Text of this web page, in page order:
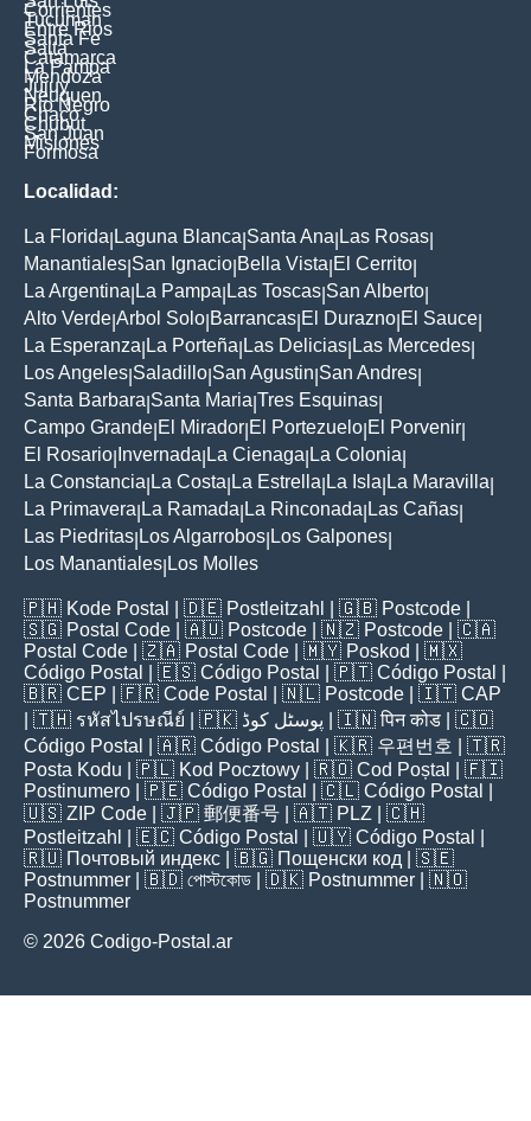
Corrientes
Tucuman
Entre Rios
Santa Fe
Salta
Catamarca
La Pampa
Mendoza
Jujuy
Neuquen
Rio Negro
Chaco
Chubut
San Juan
Misiones
Formosa
Localidad:
La Florida Laguna Blanca Santa Ana Las Rosas
Manantiales San Ignacio Bella Vista El Cerrito
La Argentina La Pampa Las Toscas San Alberto
Alto Verde Arbol Solo Barrancas El Durazno El Sauce
La Esperanza La Porteña Las Delicias Las Mercedes
Los Angeles Saladillo San Agustin San Andres
Santa Barbara Santa Maria Tres Esquinas
Campo Grande El Mirador El Portezuelo El Porvenir
El Rosario Invernada La Cienaga La Colonia
La Constancia La Costa La Estrella La Isla La Maravilla
La Primavera La Ramada La Rinconada Las Cañas
Las Piedritas Los Algarrobos Los Galpones
Los Manantiales Los Molles
🇵🇭 Kode Postal | 🇩🇪 Postleitzahl | 🇬🇧 Postcode
🇸🇬 Postal Code | 🇦🇺 Postcode | 🇳🇿 Postcode | 🇨🇦
Postal Code | 🇿🇦 Postal Code | 🇲🇾 Poskod
| 🇲🇽
Código Postal
| 🇪🇸 Código Postal | 🇵🇹 Código Postal
🇧🇷 CEP | 🇫🇷 Code Postal | 🇳🇱 Postcode | 🇮🇹 CAP
| 🇹🇭 รหัสไปรษณีย์ | 🇵🇰 پوسٹل کوڈ | 🇮🇳पिन कोड | 🇨🇴
Código Postal
| 🇦🇷 Código Postal | 🇰🇷 우편번호
| 🇹🇷
Posta Kodu | 🇵🇱 Kod Pocztowy | 🇷🇴 Cod Poștal
| 🇫🇮
Postinumero | 🇵🇪 Código Postal | 🇨🇱 Código Postal
🇺🇸 ZIP Code | 🇯🇵 郵便番号 | 🇦🇹 PLZ | 🇨🇭
Postleitzahl
| 🇪🇨 Código Postal | 🇺🇾 Código Postal
🇷🇺 Почтовый индекс | 🇧🇬 Пощенски код | 🇸🇪
Postnummer | 🇧🇩 পোস্টকোড | 🇩🇰 Postnummer | 🇳🇴
Postnummer
© 2026 Codigo-Postal.ar